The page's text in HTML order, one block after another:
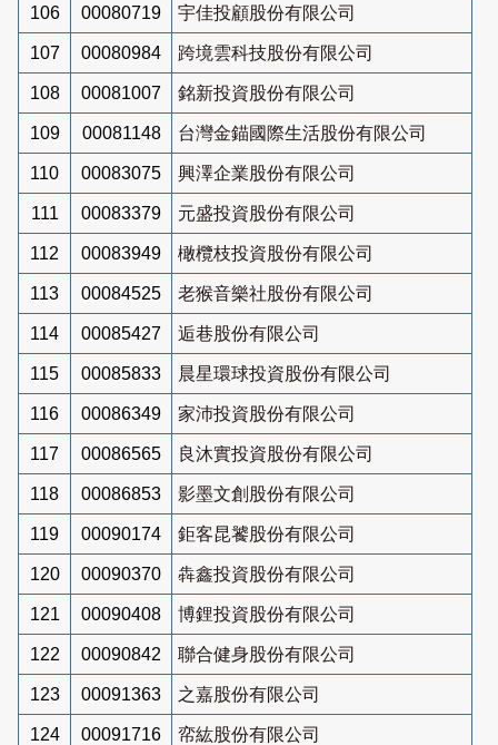
106 00080719 宇佳投顧股份有限公司
107 00080984 跨境雲科技股份有限公司
108 00081007 銘新投資股份有限公司
109 00081148 台灣金錨國際生活股份有限公司
110 00083075 興澤企業股份有限公司
111 00083379 元盛投資股份有限公司
112 00083949 橄欖枝投資股份有限公司
113 00084525 老猴音樂社股份有限公司
114 00085427 逅巷股份有限公司
115 00085833 晨星環球投資股份有限公司
116 00086349 家沛投資股份有限公司
117 00086565 良沐實投資股份有限公司
118 00086853 影墨文創股份有限公司
119 00090174 鉅客昆饕股份有限公司
120 00090370 犇鑫投資股份有限公司
121 00090408 博鋰投資股份有限公司
122 00090842 聯合健身股份有限公司
123 00091363 之嘉股份有限公司
124 00091716 帟紘股份有限公司